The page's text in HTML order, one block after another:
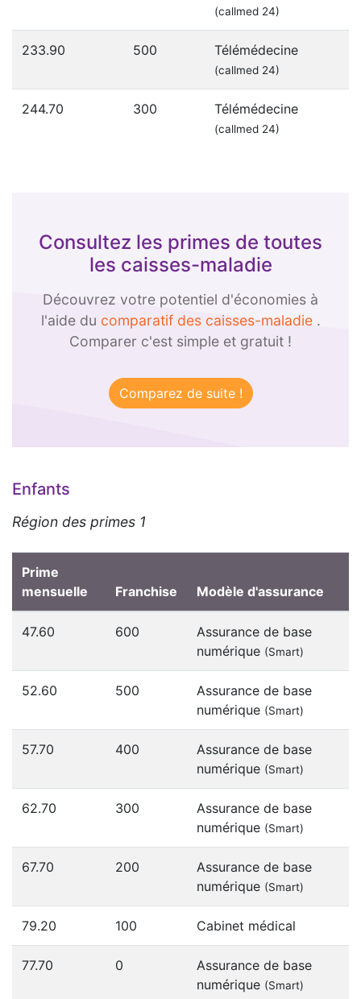
(callmed 24)
233.90 500 Télémédecine
(callmed 24)
244.70 300 Télémédecine
(callmed 24)
Consultez les primes de toutes
les caisses-maladie
Découvrez votre potentiel d'économies à
l'aide du comparatif des caisses-maladie.
Comparer c'est simple et gratuit !
Enfants
Région des primes 1
Prime
mensuelle
Franchise Modèle d'assurance
47.60 600
Assurance de base
numérique (Smart)
52.60 500
Assurance de base
numérique (Smart)
57.70 400
Assurance de base
numérique (Smart)
62.70 300
Assurance de base
numérique (Smart)
67.70 200
Assurance de base
numérique (Smart)
79.20 100 Cabinet médical
77.70 0
Assurance de base
numérique (Smart)